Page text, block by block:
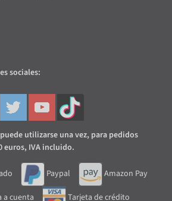
sociales:
utilizarse una vez, para pedidos
euros, IVA incluido.
Paypal
Amazon Pay
a cuenta
Tarjeta de crédito